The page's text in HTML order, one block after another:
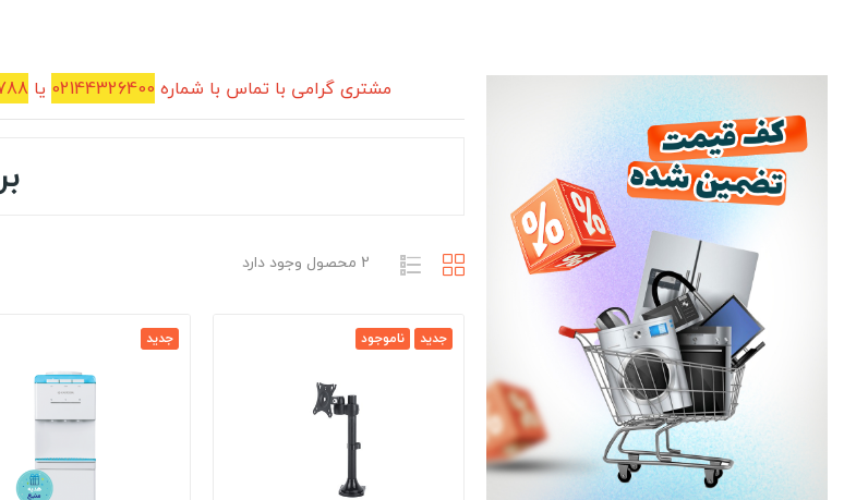
مشتری گرامی با تماس با شماره 02144326400 یا
2 محصول وجود دارد
جدید ناموجود جدید